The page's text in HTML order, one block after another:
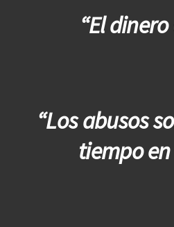
“El
“Los abusos
tiempo